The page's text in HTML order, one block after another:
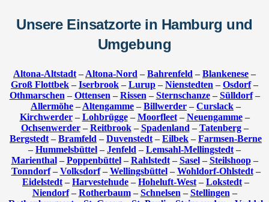
Unsere Einsatzorte in Hamburg und
Umgebung
Altona-Altstadt – Altona-Nord – Bahrenfeld – Blankenese –
Groß Flottbek – Iserbrook – Lurup – Nienstedten – Osdorf–
Othmarschen – Ottensen – Rissen – Sternschanze– Sülldorf–
Allermöhe – Altengamme – Billwerder – Curslack –
Kirchwerder– Lohbrügge– Moorfleet– Neuengamme–
Ochsenwerder– Reitbrook– Spadenland – Tatenberg–
Bergstedt – Bramfeld – Duvenstedt – Eilbek – Farmsen-Berne
– Hummelsbüttel – Jenfeld – Lemsahl-Mellingstedt –
Marienthal– Poppenbüttel– Rahlstedt– Sasel– Steilshoop–
Tonndorf– Volksdorf– Wellingsbüttel– Wohldorf-Ohlstedt–
Eidelstedt – Harvestehude – Hoheluft-West – Lokstedt –
Niendorf– Rotherbaum– Schnelsen – Stellingen –